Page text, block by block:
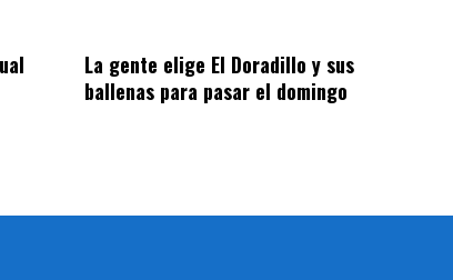
La gente elige El Doradillo y sus
ballenas para pasar el domingo